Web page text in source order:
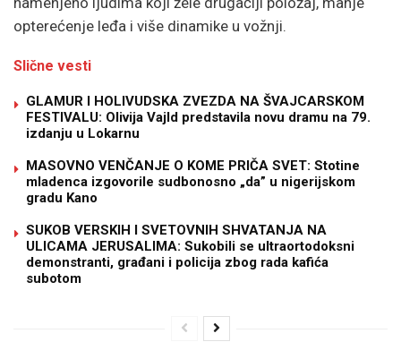
opterećenje leđa i više dinamike u vožnji.
Slične vesti
GLAMUR I HOLIVUDSKA ZVEZDA NA ŠVAJCARSKOM
FESTIVALU: Olivija Vajld predstavila novu dramu na 79.
izdanju u Lokarnu
MASOVNO VENČANJE O KOME PRIČA SVET: Stotine
mladenca izgovorile sudbonosno „da” u nigerijskom
gradu Kano
SUKOB VERSKIH I SVETOVNIH SHVATANJA NA
ULICAMA JERUSALIMA: Sukobili se ultraortodoksni
demonstranti, građani i policija zbog rada kafića
subotom